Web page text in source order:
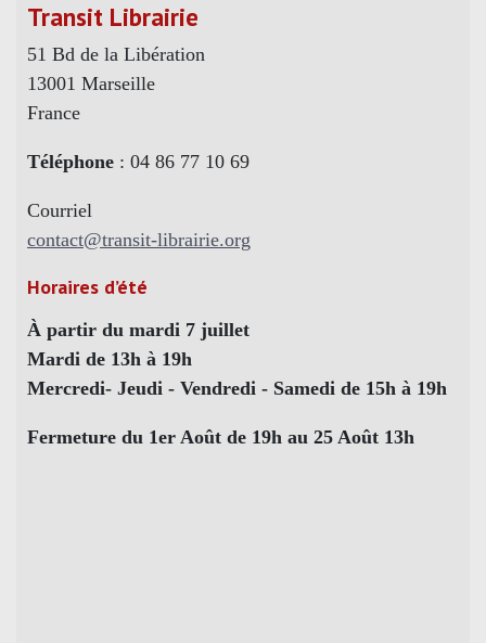
Transit Librairie
51 Bd de la Libération
13001 Marseille
France
Téléphone : 04 86 77 10 69
Courriel
contact@transit-librairie.org
Horaires d’été
À partir du mardi 7 juillet
Mardi de 13h à 19h
Mercredi- Jeudi - Vendredi - Samedi de 15h à 19h
Fermeture du 1er Août de 19h au 25 Août 13h